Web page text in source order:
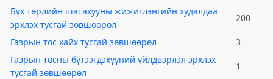
Бүх төрлийн шатахууны жижиглэнгийн худалдаа
эрхлэх тусгай зөвшөөрөл
200
Газрын тос хайх тусгай зөвшөөрөл
3
Газрын тосны бүтээгдэхүүний үйлдвэрлэл эрхлэх
тусгай зөвшөөрөл
1